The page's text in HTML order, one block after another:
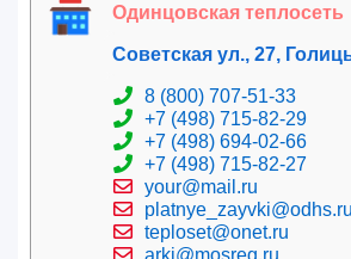
Одинцовская теплосеть
Советская ул., 27,
8 (800) 707-51-33
+7 (498) 715-82-29
+7 (498) 694-02-66
+7 (498) 715-82-27
your@mail.ru
platnye_zayvki@odhs.ru
teploset@onet.ru
arki@mosreg.ru